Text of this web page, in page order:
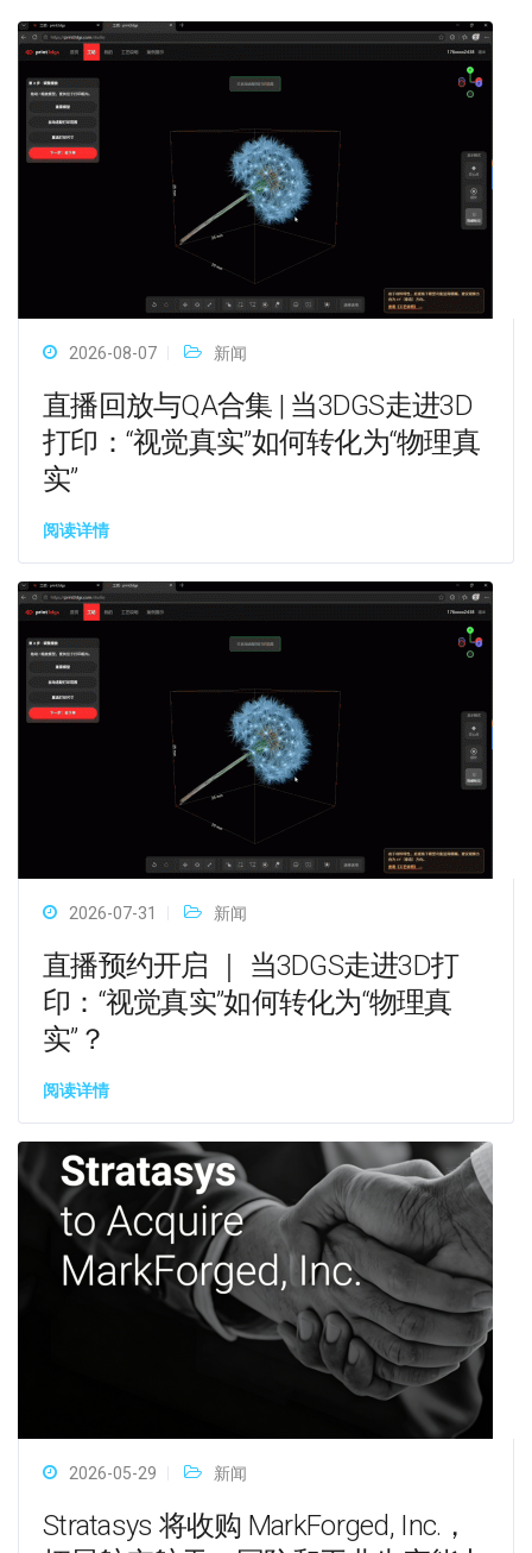
2026-08-07 新闻
直播回放与QA合集 | 当3DGS走进3D
打印：“视觉真实”如何转化为“物理真
实”
阅读详情
2026-07-31 新闻
直播预约开启 ｜ 当3DGS走进3D打
印：“视觉真实”如何转化为“物理真
实”？
阅读详情
2026-05-29 新闻
Stratasys 将收购 MarkForged, Inc.，